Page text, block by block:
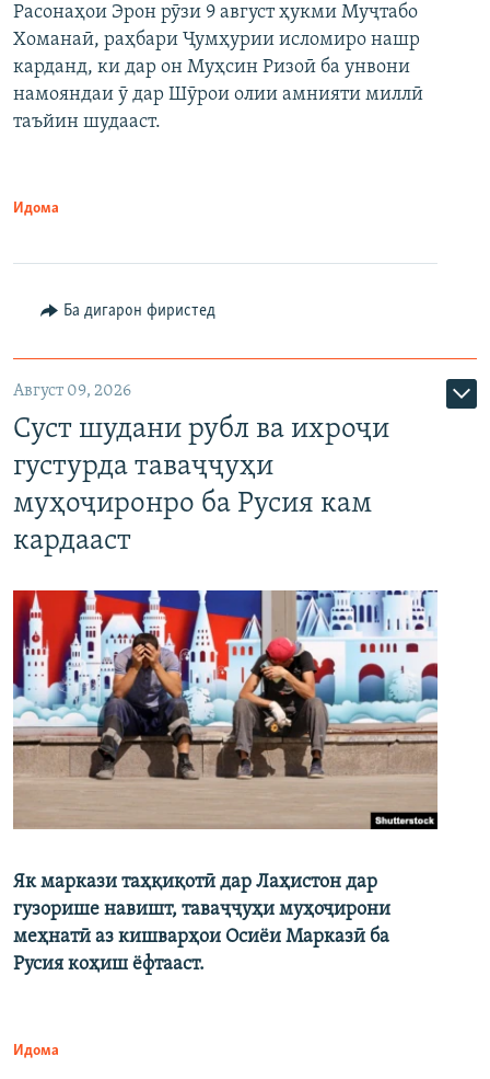
Расонаҳои Эрон рӯзи 9 август ҳукми Муҷтабо
Хоманаӣ, раҳбари Ҷумҳурии исломиро нашр
карданд, ки дар он Муҳсин Ризоӣ ба унвони
намояндаи ӯ дар Шӯрои олии амнияти миллӣ
таъйин шудааст.
Идома
Ба дигарон фиристед
Август 09, 2026
Суст шудани рубл ва ихроҷи
густурда таваҷҷуҳи
муҳоҷиронро ба Русия кам
кардааст
Як маркази таҳқиқотӣ дар Лаҳистон дар
гузорише навишт, таваҷҷуҳи муҳоҷирони
меҳнатӣ аз кишварҳои Осиёи Марказӣ ба
Русия коҳиш ёфтааст.
Идома